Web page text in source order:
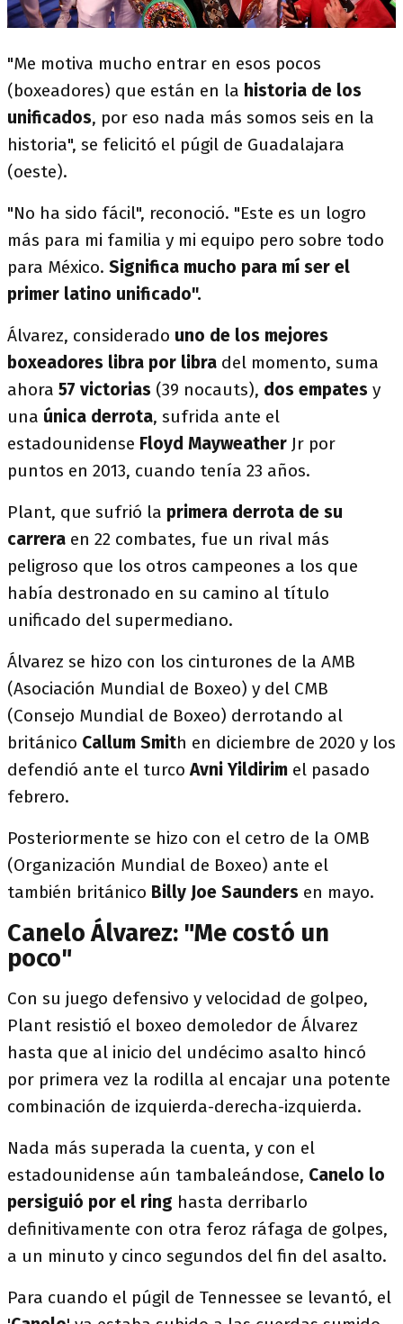
"Me motiva mucho entrar en esos pocos
(boxeadores) que están en la historia de los
unificados, por eso nada más somos seis en la
historia", se felicitó el púgil de Guadalajara
(oeste).
"No ha sido fácil", reconoció. "Este es un logro
más para mi familia y mi equipo pero sobre todo
para México. Significa mucho para mí ser el
primer latino unificado".
Álvarez, considerado uno de los mejores
boxeadores libra por libra del momento, suma
ahora 57 victorias (39 nocauts), dos empates y
una única derrota, sufrida ante el
estadounidense Floyd Mayweather Jr por
puntos en 2013, cuando tenía 23 años.
Plant, que sufrió la primera derrota de su
carrera en 22 combates, fue un rival más
peligroso que los otros campeones a los que
había destronado en su camino al título
unificado del supermediano.
Álvarez se hizo con los cinturones de la AMB
(Asociación Mundial de Boxeo) y del CMB
(Consejo Mundial de Boxeo) derrotando al
británico Callum Smith en diciembre de 2020 y los
defendió ante el turco Avni Yildirim el pasado
febrero.
Posteriormente se hizo con el cetro de la OMB
(Organización Mundial de Boxeo) ante el
también británico Billy Joe Saunders en mayo.
Canelo Álvarez: "Me costó un
poco"
Con su juego defensivo y velocidad de golpeo,
Plant resistió el boxeo demoledor de Álvarez
hasta que al inicio del undécimo asalto hincó
por primera vez la rodilla al encajar una potente
combinación de izquierda-derecha-izquierda.
Nada más superada la cuenta, y con el
estadounidense aún tambaleándose, Canelo lo
persiguió por el ring hasta derribarlo
definitivamente con otra feroz ráfaga de golpes,
a un minuto y cinco segundos del fin del asalto.
Para cuando el púgil de Tennessee se levantó, el